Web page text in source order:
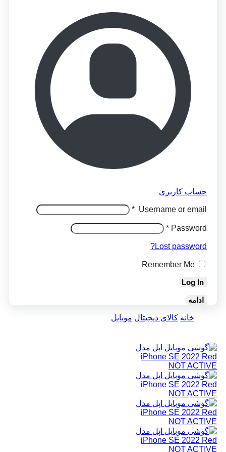
حساب کاربری
Username or email
*
Password
*
Lost password?
Remember Me
Log In
ادامه
خانه کالای دیجیتال موبایل